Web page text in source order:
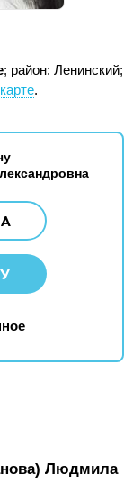
; район: Ленинский;
.
Людмила